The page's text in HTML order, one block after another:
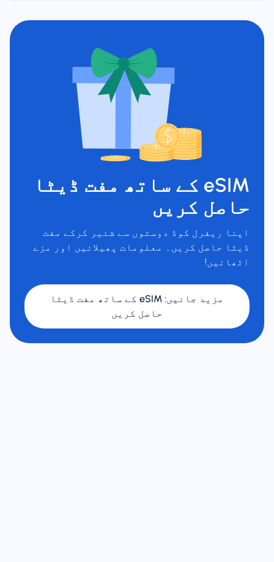
eSIM کے ساتھ مفت ڈیٹا
حاصل کریں
اپنا ریفرل کوڈ دوستوں سے شئیر کرکے مفت
ڈیٹا حاصل کریں۔ معلومات پھیلائیں اور مزے
اٹھائیں!
مزید جانیں:
eSIM کے ساتھ مفت ڈیٹا
حاصل کریں